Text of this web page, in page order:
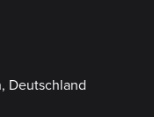
Deutschland